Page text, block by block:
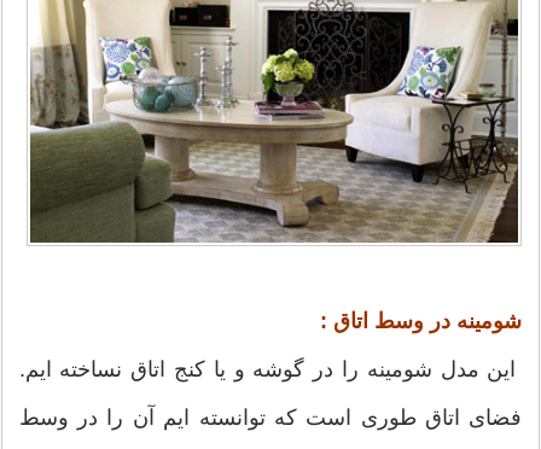
شومینه در وسط اتاق :
این مدل شومینه را در گوشه و یا کنج اتاق نساخته ایم.
فضای اتاق طوری است که توانسته ایم آن را در وسط